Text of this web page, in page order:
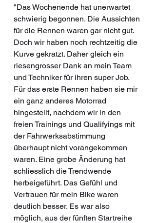
"Das Wochenende hat unerwartet
schwierig begonnen. Die Aussichten
für die Rennen waren gar nicht gut.
Doch wir haben noch rechtzeitig die
Kurve gekratzt. Daher gleich ein
riesengrosser Dank an mein Team
und Techniker für ihren super Job.
Für das erste Rennen haben sie mir
ein ganz anderes Motorrad
hingestellt, nachdem wir in den
freien Trainings und Qualifyings mit
der Fahrwerksabstimmung
überhaupt nicht vorangekommen
waren. Eine grobe Änderung hat
schliesslich die Trendwende
herbeigeführt. Das Gefühl und
Vertrauen für mein Bike waren
deutlich besser. Es war also
möglich, aus der fünften Startreihe